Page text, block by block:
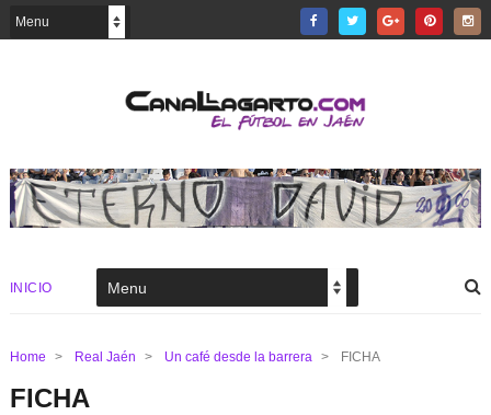
INICIO
Home > Real Jaén > Un café desde la barrera > FICHA
FICHA